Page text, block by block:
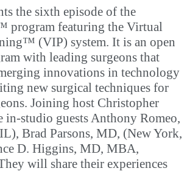
the sixth episode of the
program featuring the Virtual
(VIP) system. It is an open
with leading surgeons that
innovations in technology
new surgical techniques for
Joining host Christopher
in-studio guests Anthony Romeo,
Brad Parsons, MD, (New York,
D. Higgins, MD, MBA,
will share their experiences